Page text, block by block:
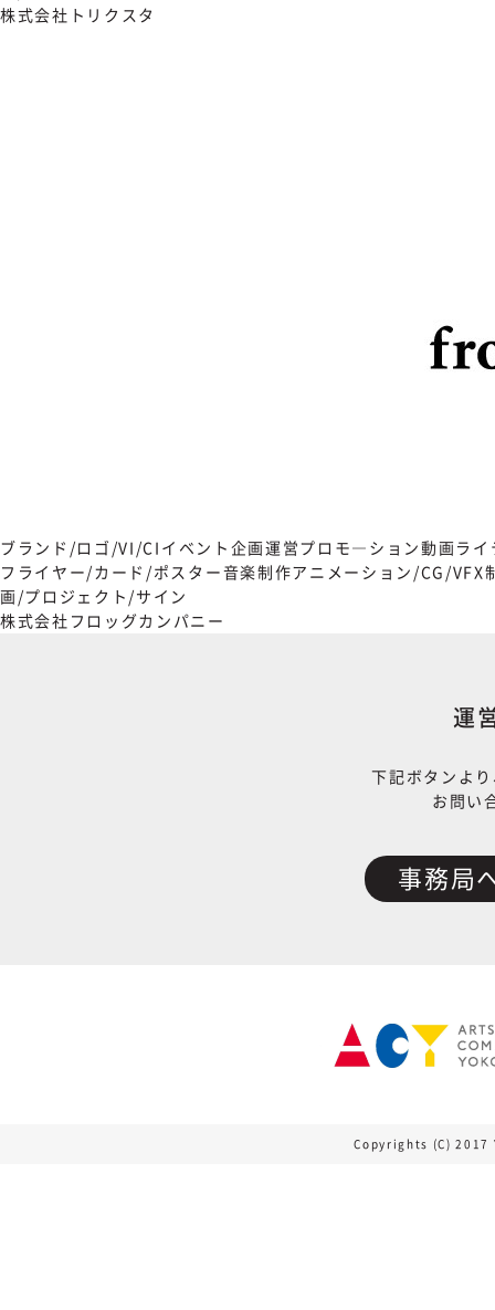
株式会社トリクスタ
ブランド/ロゴ/VI/CI イベント企画運営 プロモ―ション動画 ライ
フライヤー/カード/ポスター 音楽制作アニメーション/CG/VFX
画/プロジェクト/サイン
株式会社フロッグカンパニー
運
下記ボタンよ
お問い
事務局
Copyrights (C)